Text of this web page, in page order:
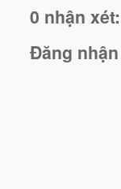
0 nhận xét:
Đăng